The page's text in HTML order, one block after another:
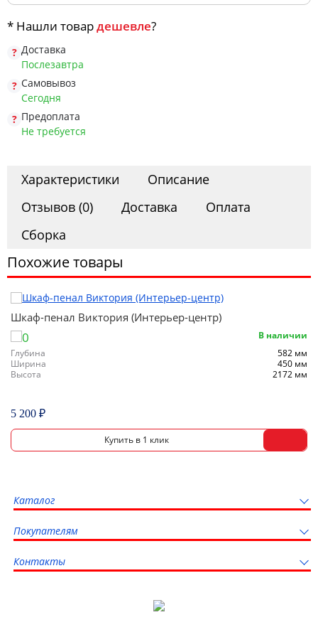
Комоды
* Нашли товардешевле?
Доставка
Послезавтра
Самовывоз
Сегодня
Предоплата
Не требуется
Характеристики
Описание
Отзывов (0)
Доставка
Оплата
Сборка
Похожие товары
Шкаф-пенал Виктория (Интерьер-центр)
В наличии
Глубина
582 мм
Ширина
450 мм
Высота
2172 мм
5 200 ₽
Каталог
Покупателям
Контакты